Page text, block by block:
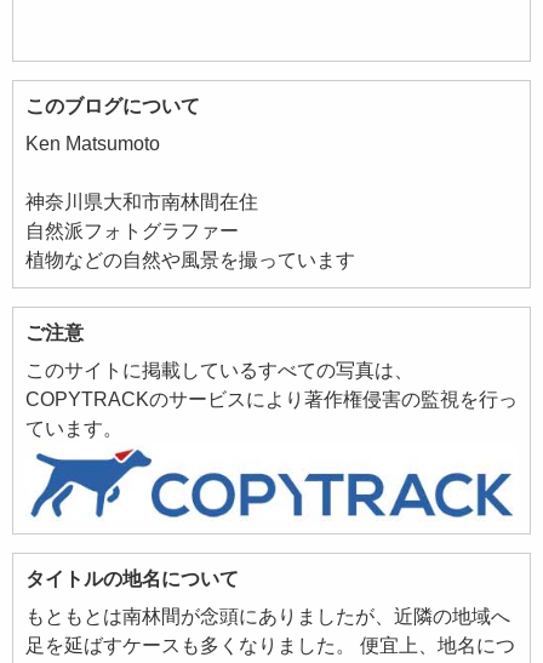
このブログについて
Ken Matsumoto
神奈川県大和市南林間在住
自然派フォトグラファー
植物などの自然や風景を撮っています
ご注意
このサイトに掲載しているすべての写真は、
COPYTRACKのサービスにより著作権侵害の監視を行っ
ています。
タイトルの地名について
もともとは南林間が念頭にありましたが、近隣の地域へ
足を延ばすケースも多くなりました。 便宜上、地名につ